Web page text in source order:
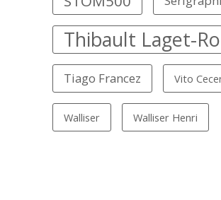
Thibault Laget-Ro
Tiago Francez Vito
Walliser Walliser Henri